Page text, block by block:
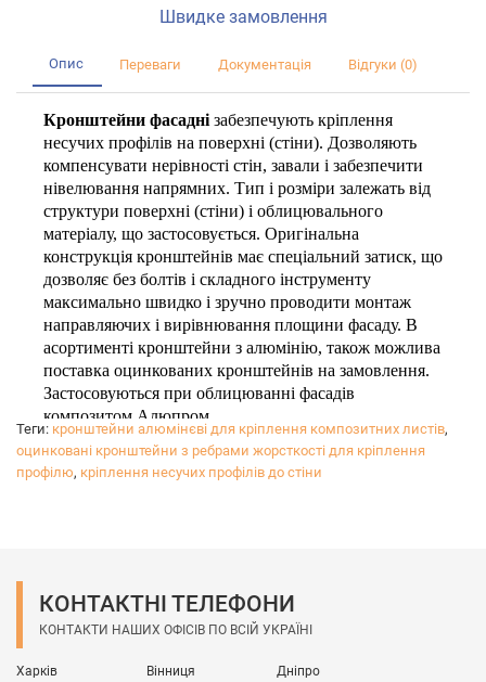
Швидке замовлення
Опис Переваги Документація Відгуки (0)
Кронштейни фасадні забезпечують кріплення
несучих профілів на поверхні (стіни). Дозволяють
компенсувати нерівності стін, завали і забезпечити
нівелювання напрямних. Тип і розміри залежать від
структури поверхні (стіни) і облицювального
матеріалу, що застосовується. Оригінальна
конструкція кронштейнів має спеціальний затиск, що
дозволяє без болтів і складного інструменту
максимально швидко і зручно проводити монтаж
направляючих і вирівнювання площини фасаду. В
асортименті кронштейни з алюмінію, також можлива
поставка оцинкованих кронштейнів на замовлення.
Застосовуються при облицюванні фасадів
композитом Алюпром.
Оцинковані кронштейни з ребром жорсткості-
альтернатива стандартним алюмінієвим
Розміри виробів вказані в форматі: товщина металу
Оптова ціна вказана при покупці від 100 шт.
Теги: кронштейни алюмінєві для кріплення композитних листів,
оцинковані кронштейни з ребрами жорсткості для кріплення
профілю, кріплення несучих профілів до стіни
КОНТАКТНІ ТЕЛЕФОНИ
КОНТАКТИ НАШИХ ОФІСІВ ПО ВСІЙ УКРАЇНІ
Харків Вінниця Дніпро